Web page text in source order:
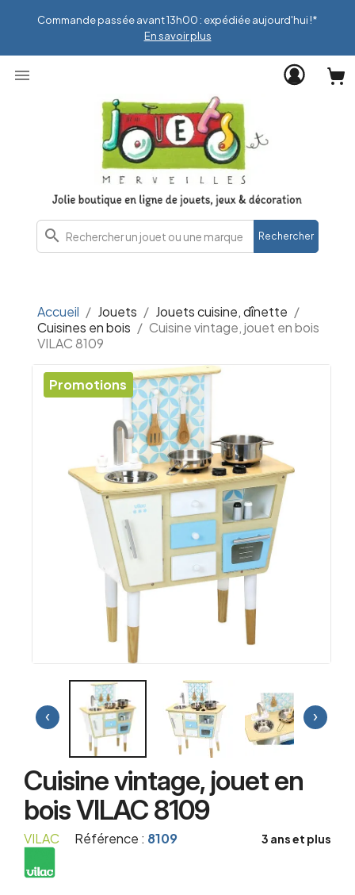
Commande passée avant 13h00 : expédiée aujourd'hui !*
En savoir plus

search Rechercher
Accueil Jouets
Jouets cuisine, dînette
Cuisines en bois
Cuisine vintage, jouet en bois
VILAC 8109
Promotions
‹ ›
Cuisine vintage, jouet en
bois VILAC 8109
VILAC Référence : 8109 3 ans et plus